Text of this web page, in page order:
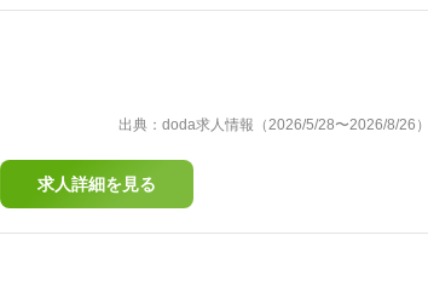
出典：doda求人情報（2026/5/28〜2026/8/26
求人詳細を見る